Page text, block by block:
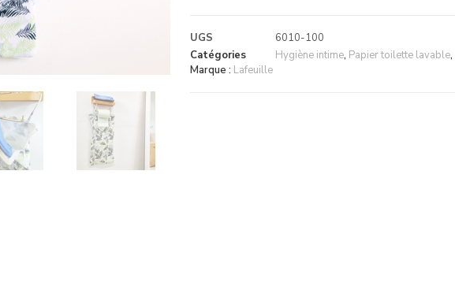
UGS
6010-100
Catégories
Hygiène intime, Papier toilette lavable,
Marque : Lafeuille